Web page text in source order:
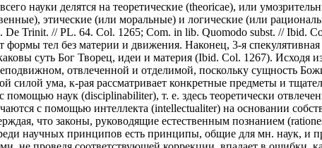
науки делятся на теоретические (theoricae), или
этические (или моральные) и логические (или
Trinit. // PL. 64. Col. 1265; Com. in lib. Quomodo subst. // Ibid.
тел без материи и движения. Наконец, 3-я
суть Бог Творец, идеи и материя (Ibid. Col. 1267). Исходя
отвлеченной и отделимой, поскольку сущность
силой ума, к-рая рассматривает конкретные предметы и
наук (disciplinabiliter), т. е. здесь теоретически
с помощью интеллекта (intellectualiter) на основании
что законы, руководящие естественным познанием
научных принципов есть принципы, общие для мн. наук,